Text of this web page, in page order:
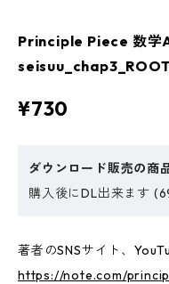
Principle Piece 数学
¥730
ダウンロード販売の商
購入後にDL出来ます
著者のSNSサイト、
https://note.com/